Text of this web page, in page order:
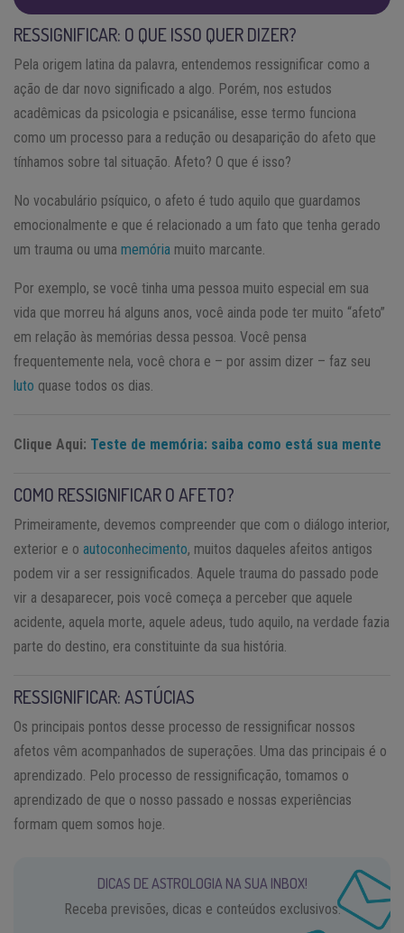
RESSIGNIFICAR: O QUE ISSO QUER DIZER?
Pela origem latina da palavra, entendemos ressignificar como a
ação de dar novo significado a algo. Porém, nos estudos
acadêmicas da psicologia e psicanálise, esse termo funciona
como um processo para a redução ou desaparição do afeto que
tínhamos sobre tal situação. Afeto? O que é isso?
No vocabulário psíquico, o afeto é tudo aquilo que guardamos
emocionalmente e que é relacionado a um fato que tenha gerado
um trauma ou uma memória muito marcante.
Por exemplo, se você tinha uma pessoa muito especial em sua
vida que morreu há alguns anos, você ainda pode ter muito “afeto”
em relação às memórias dessa pessoa. Você pensa
frequentemente nela, você chora e – por assim dizer – faz seu
luto quase todos os dias.
Clique Aqui: Teste de memória: saiba como está sua mente
COMO RESSIGNIFICAR O AFETO?
Primeiramente, devemos compreender que com o diálogo interior,
exterior e o autoconhecimento, muitos daqueles afeitos antigos
podem vir a ser ressignificados. Aquele trauma do passado pode
vir a desaparecer, pois você começa a perceber que aquele
acidente, aquela morte, aquele adeus, tudo aquilo, na verdade fazia
parte do destino, era constituinte da sua história.
RESSIGNIFICAR: ASTÚCIAS
Os principais pontos desse processo de ressignificar nossos
afetos vêm acompanhados de superações. Uma das principais é o
aprendizado. Pelo processo de ressignificação, tomamos o
aprendizado de que o nosso passado e nossas experiências
formam quem somos hoje.
DICAS DE ASTROLOGIA NA SUA INBOX!
Receba previsões, dicas e conteúdos exclusivos.